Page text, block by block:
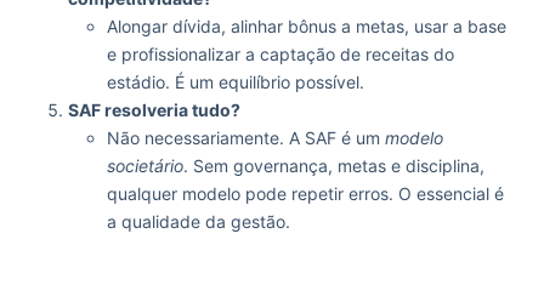
Alongar dívida, alinhar bônus a metas, usar a base
e profissionalizar a captação de receitas do
estádio. É um equilíbrio possível.
SAF resolveria tudo?
Não necessariamente. A SAF é um modelo
societário. Sem governança, metas e disciplina,
qualquer modelo pode repetir erros. O essencial é
a qualidade da gestão.